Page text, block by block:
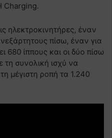
Charging.
ηλεκτροκινητήρες, έναν
πίσω, έναν για
680 ίππους και οι δύο πίσω
συνολική ισχύ να
μέγιστη ροπή τα 1.240